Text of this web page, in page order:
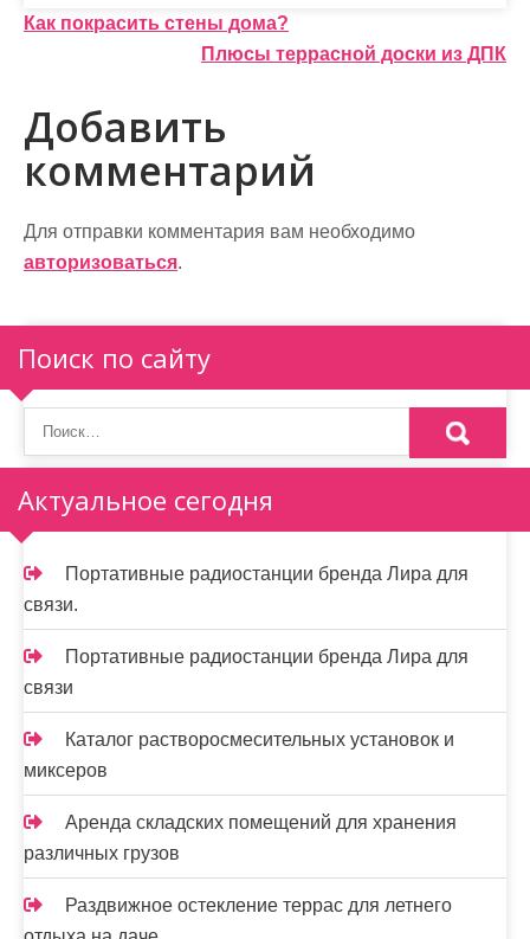
Н
в
и
г
а
и
я
п
о
з
а
п
и
с
я
м
Как покрасить стены дома?
Плюсы террасной доски из ДПК
Добавить
комментарий
Для отправки комментария вам необходимо
авторизоваться.
Поиск по сайту
Актуальное сегодня
Портативные радиостанции бренда Лира для
связи.
Портативные радиостанции бренда Лира для
связи
Каталог растворосмесительных установок и
миксеров
Аренда складских помещений для хранения
различных грузов
Раздвижное остекление террас для летнего